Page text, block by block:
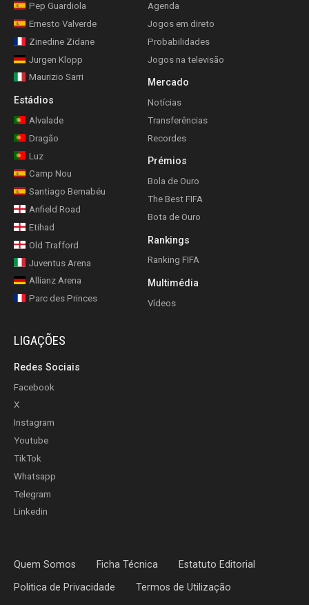
Pep Guardiola
Ernesto Valverde
Zinedine Zidane
Jurgen Klopp
Maurizio Sarri
Estádios
Alvalade
Dragão
Luz
Camp Nou
Santiago Bernabéu
Anfield Road
Etihad
Old Trafford
Juventus Arena
Allianz Arena
Parc des Princes
Agenda
Jogos em direto
Probabilidades
Jogos na televisão
Mercado
Notícias
Transferências
Recordes
Prémios
Bola de Ouro
The Best FIFA
Bota de Ouro
Rankings
Ranking FIFA
Multimédia
Vídeos
LIGAÇÕES
Redes Sociais
Facebook
X
Instagram
Youtube
TikTok
Whatsapp
Telegram
Linkedin
Quem Somos Ficha Técnica Estatuto Editorial
Politica de Privacidade Termos de Utilização